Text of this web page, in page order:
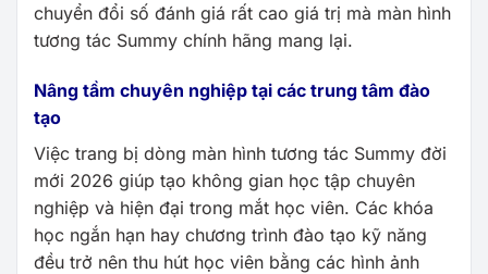
chuyển đổi số đánh giá rất cao giá trị mà màn hình
tương tác Summy chính hãng mang lại.
Nâng tầm chuyên nghiệp tại các trung tâm đào
tạo
Việc trang bị dòng màn hình tương tác Summy đời
mới 2026 giúp tạo không gian học tập chuyên
nghiệp và hiện đại trong mắt học viên. Các khóa
học ngắn hạn hay chương trình đào tạo kỹ năng
đều trở nên thu hút học viên bằng các hình ảnh